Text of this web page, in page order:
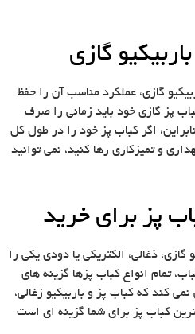
گازی
گازی، عملکرد مناسب آن را حفظ
پز گازی خود باید زمانی را صرف
اگر کباب پز خود را در طول کل
و تمیزکاری رها کنید، نمی توانید
پز برای خرید
گازی، ذغالی، الکتریکی یا دودی یکی را
تمام انواع کباب پزها گزینه های
کند که کباب پز و باربیکیو زغالی،
کباب پز برای شما گزینه ای است